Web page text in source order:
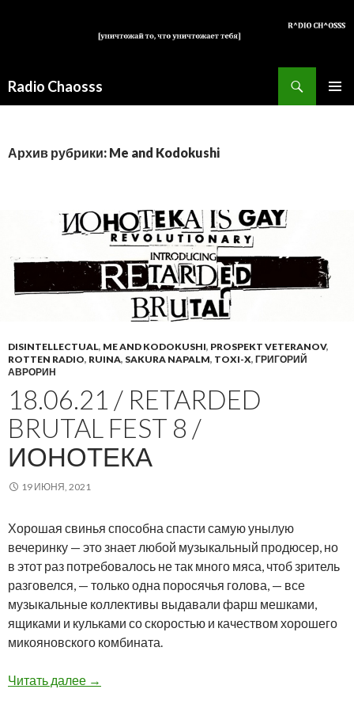
Radio Chaosss
Архив рубрики: Me and Kodokushi
DISINTELLECTUAL, ME AND KODOKUSHI, PROSPEKT VETERANOV,
ROTTEN RADIO, RUINA, SAKURA NAPALM, TOXI-X, ГРИГОРИЙ
АВРОРИН
18.06.21 / RETARDED
BRUTAL FEST 8 /
ИОНОТЕКА
19 ИЮНЯ, 2021
Хорошая свинья способна спасти самую унылую
вечеринку — это знает любой музыкальный продюсер, но
в этот раз потребовалось не так много мяса, чтоб зритель
разговелся, — только одна поросячья голова, — все
музыкальные коллективы выдавали фарш мешками,
ящиками и кульками со скоростью и качеством хорошего
микояновского комбината.
Читать далее 18.06.21 / Retarded Brutal Fest 8 / Ионотека
→